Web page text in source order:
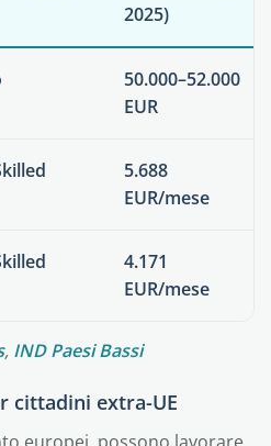
2025)
50.000–52.000
EUR
5.688
EUR/mese
4.171
EUR/mese
, IND Paesi Bassi
cittadini extra-UE